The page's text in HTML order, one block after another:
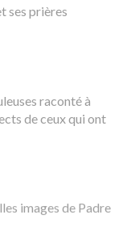
ses prières
raconté à
de ceux qui ont
images de Padre